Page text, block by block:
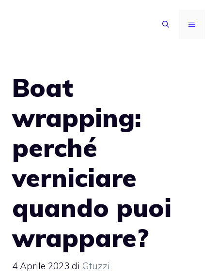
MENU
Boat
wrapping:
perché
verniciare
quando puoi
wrappare?
4 Aprile 2023 di Gtuzzi